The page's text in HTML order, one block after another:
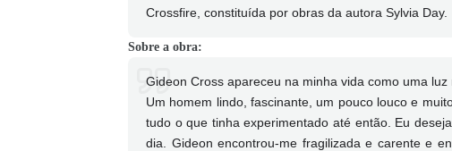
Crossfire, constituída por obras da autora Sylvia Day.
Sobre a obra:
Gideon Cross apareceu na minha vida como uma luz
Um homem lindo, fascinante, um pouco louco e
tudo o que tinha experimentado até então. Eu
dia. Gideon encontrou-me fragilizada e carente e